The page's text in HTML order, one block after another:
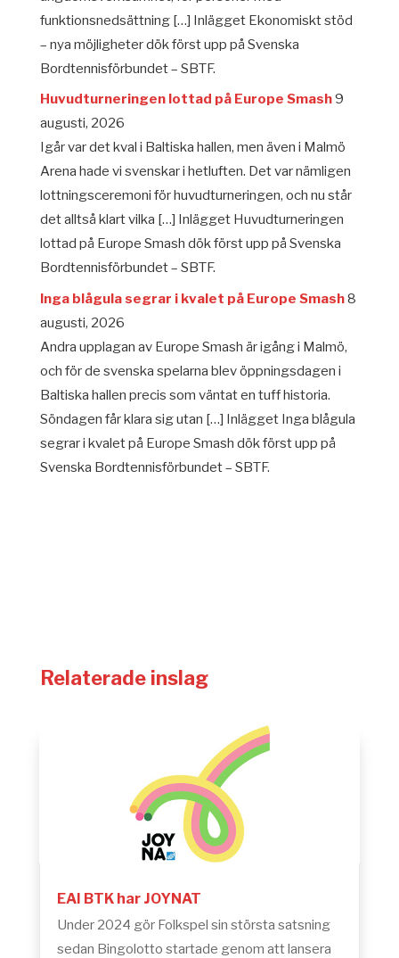
funktionsnedsättning […] Inlägget Ekonomiskt stöd
– nya möjligheter dök först upp på Svenska
Bordtennisförbundet – SBTF.
Huvudturneringen lottad på Europe Smash9
augusti, 2026
Igår var det kval i Baltiska hallen, men även i Malmö
Arena hade vi svenskar i hetluften. Det var nämligen
lottningsceremoni för huvudturneringen, och nu står
det alltså klart vilka […] Inlägget Huvudturneringen
lottad på Europe Smash dök först upp på Svenska
Bordtennisförbundet – SBTF.
Inga blågula segrar i kvalet på Europe Smash8
augusti, 2026
Andra upplagan av Europe Smash är igång i Malmö,
och för de svenska spelarna blev öppningsdagen i
Baltiska hallen precis som väntat en tuff historia.
Söndagen får klara sig utan […] Inlägget Inga blågula
segrar i kvalet på Europe Smash dök först upp på
Svenska Bordtennisförbundet – SBTF.
Relaterade inslag
EAI BTK har JOYNAT
Under 2024 gör Folkspel sin största satsning
sedan Bingolotto startade genom att lansera